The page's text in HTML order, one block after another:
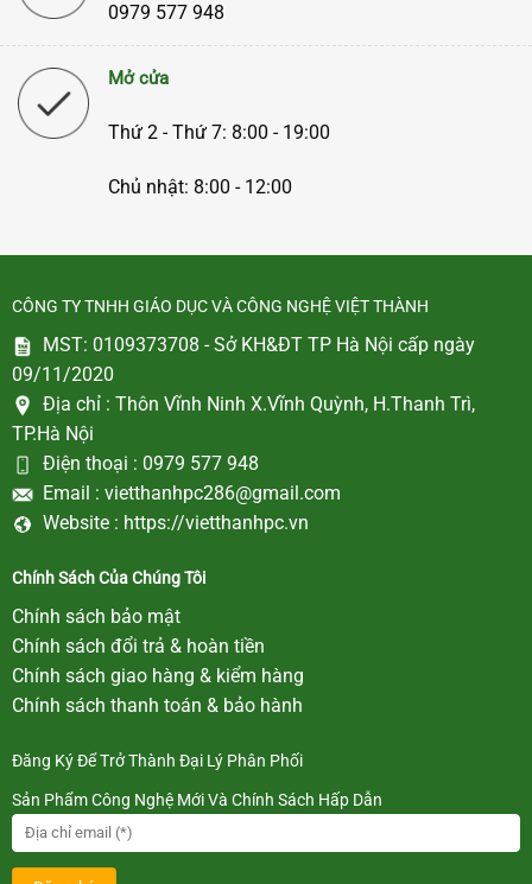
0979 577 948
Mở cửa
Thứ 2 - Thứ 7: 8:00 - 19:00
Chủ nhật: 8:00 - 12:00
CÔNG TY TNHH GIÁO DỤC VÀ CÔNG NGHỆ VIỆT THÀNH
MST: 0109373708 - Sở KH&ĐT TP Hà Nội cấp ngày
09/11/2020
Địa chỉ : Thôn Vĩnh Ninh X.Vĩnh Quỳnh, H.Thanh Trì,
TP.Hà Nội
Điện thoại : 0979 577 948
Email : vietthanhpc286@gmail.com
Website : https://vietthanhpc.vn
Chính Sách Của Chúng Tôi
Chính sách bảo mật
Chính sách đổi trả & hoàn tiền
Chính sách giao hàng & kiểm hàng
Chính sách thanh toán & bảo hành
Đăng Ký Để Trở Thành Đại Lý Phân Phối
Sản Phẩm Công Nghệ Mới Và Chính Sách Hấp Dẫn